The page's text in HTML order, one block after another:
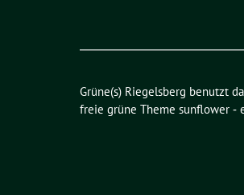
Grüne(s) Riegelsberg benutzt
freie grüne Theme sunflower ‐